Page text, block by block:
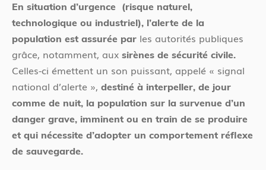
i
En situation d’urgence (risque naturel,
technologique ou industriel), l’alerte de la
population est assurée par les autorités publiques
grâce, notamment, aux sirènes de sécurité civile.
Celles-ci émettent un son puissant, appelé « signal
national d’alerte », destiné à interpeller, de jour
comme de nuit, la population sur la survenue d’un
danger grave, imminent ou en train de se produire
et qui nécessite d’adopter un comportement réflexe
de sauvegarde.